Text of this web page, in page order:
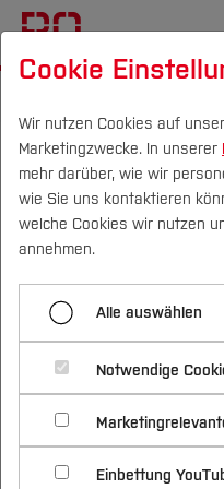
Campus Personen
Studium
Vor dem
Bewerben &
Bewerbungsportal
Im Studium
Studienbüros und
Nach dem
Forschung &
Profil
Forschungs- und
Schwerpunkte
Beratung &
Nachhaltigkeit
International
Girls'
30.01.2026
MINT-
Frauen
und Wege in
Cookie
Wir nutzen Cookies auf
Marketingzwecke. In unserer
mehr darüber, wie wir
wie Sie uns kontaktieren
welche Cookies wir nutzen
annehmen.
Alle auswählen
Notwendige
Einbettung